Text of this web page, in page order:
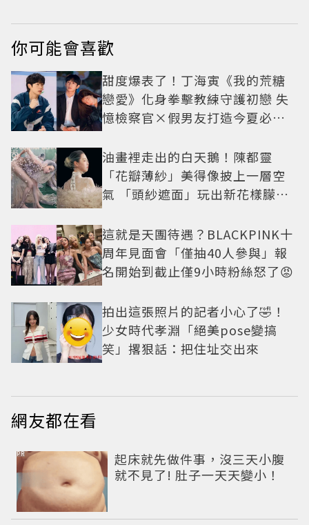
你可能會喜歡
甜度爆表了！丁海寅《我的荒糖
戀愛》化身拳擊教練守護初戀 失
憶檢察官×假男友打造今夏必看
油畫裡走出的白天鵝！陳都靈
「花瓣薄紗」美得像披上一層空
氣 「頭紗遮面」玩出新花樣朦朧
這就是天團待遇？BLACKPINK十
周年見面會「僅抽40人參與」報
名開始到截止僅9小時粉絲怒了😡
拍出這張照片的記者小心了🤣！
少女時代孝淵「絕美pose變搞
笑」撂狠話：把住址交出來
網友都在看
起床就先做件事，沒三天小腹
就不見了! 肚子一天天變小！
PR